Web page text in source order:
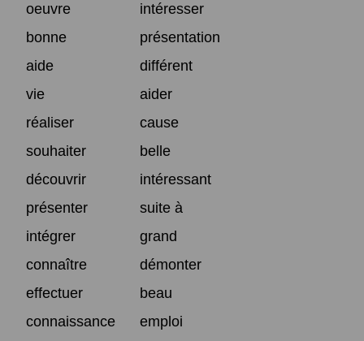
oeuvre
intéresser
bonne
présentation
aide
différent
vie
aider
réaliser
cause
souhaiter
belle
découvrir
intéressant
présenter
suite à
intégrer
grand
connaître
démonter
effectuer
beau
connaissance
emploi